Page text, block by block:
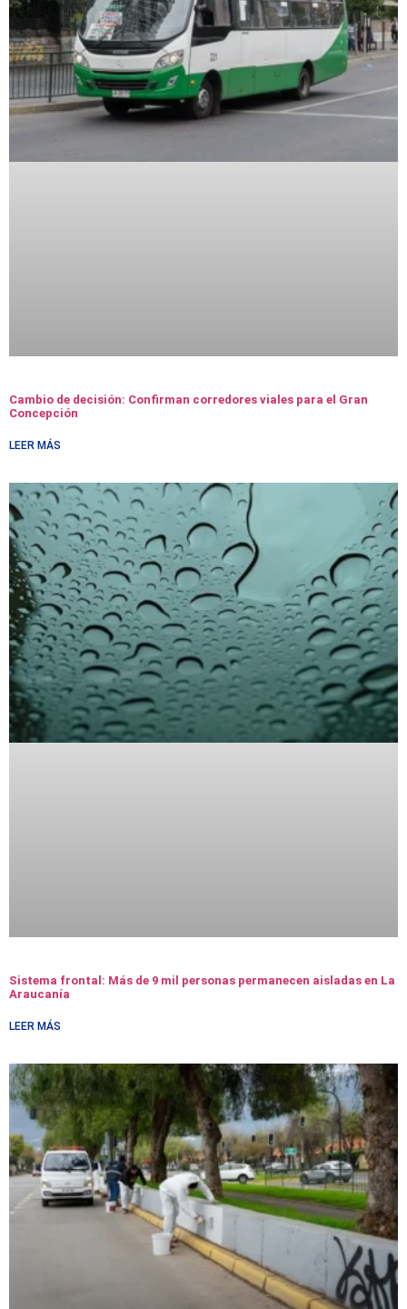
Cambio de decisión: Confirman corredores viales para el Gran
Concepción
LEER MÁS
Sistema frontal: Más de 9 mil personas permanecen aisladas en La
Araucanía
LEER MÁS